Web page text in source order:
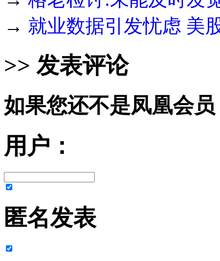
→ 就业数据引发忧虑 美
>> 发表评论
如果您还不是凤凰会
用户：
匿名发表